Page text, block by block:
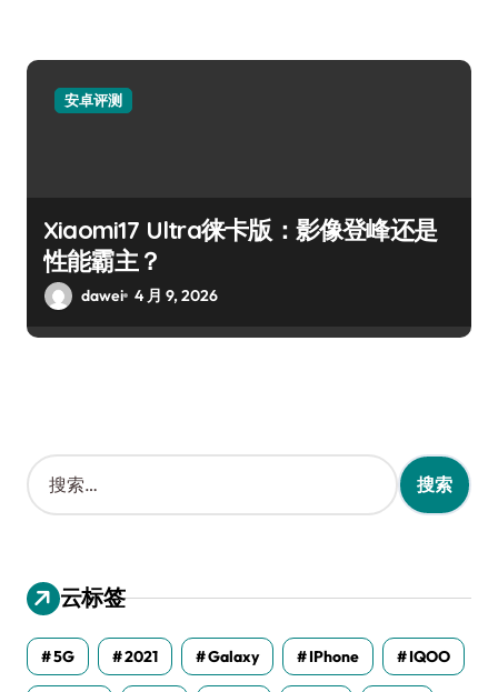
安卓评测
Xiaomi17 Ultra徕卡版：影像登峰还是
性能霸主？
dawei 4 月 9, 2026
搜
索
：
云标签
5G 2021 Galaxy IPhone IQOO